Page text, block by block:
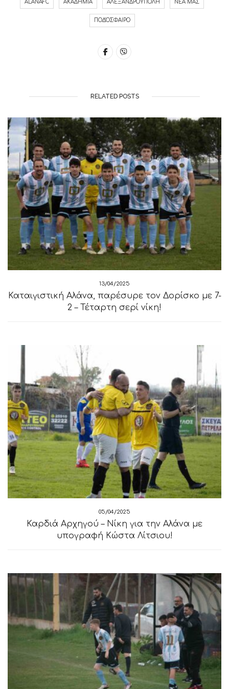
ALANAFC ΑΚΑΔΗΜΊΑ ΑΛΕΞΑΝΔΡΟΎΠΟΛΗ ΝΈΑ ΜΑΣ
ΠΟΔΌΣΦΑΙΡΟ
RELATED POSTS
13/04/2025
Καταιγιστική Αλάνα, παρέσυρε τον Δορίσκο με 7-
2 – Τέταρτη σερί νίκη!
05/04/2025
Καρδιά Αρχηγού – Νίκη για την Αλάνα με
υπογραφή Κώστα Λίτσιου!